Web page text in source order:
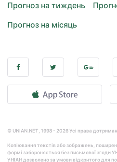
Прогноз на тиждень
Прогноз на місяць
© UNIAN.NET, 1998 - 2026 Усі права
Копіювання текстів або зображень,
формі забороняється без письмової згоди
УНІАН дозволено за умови відкритого для